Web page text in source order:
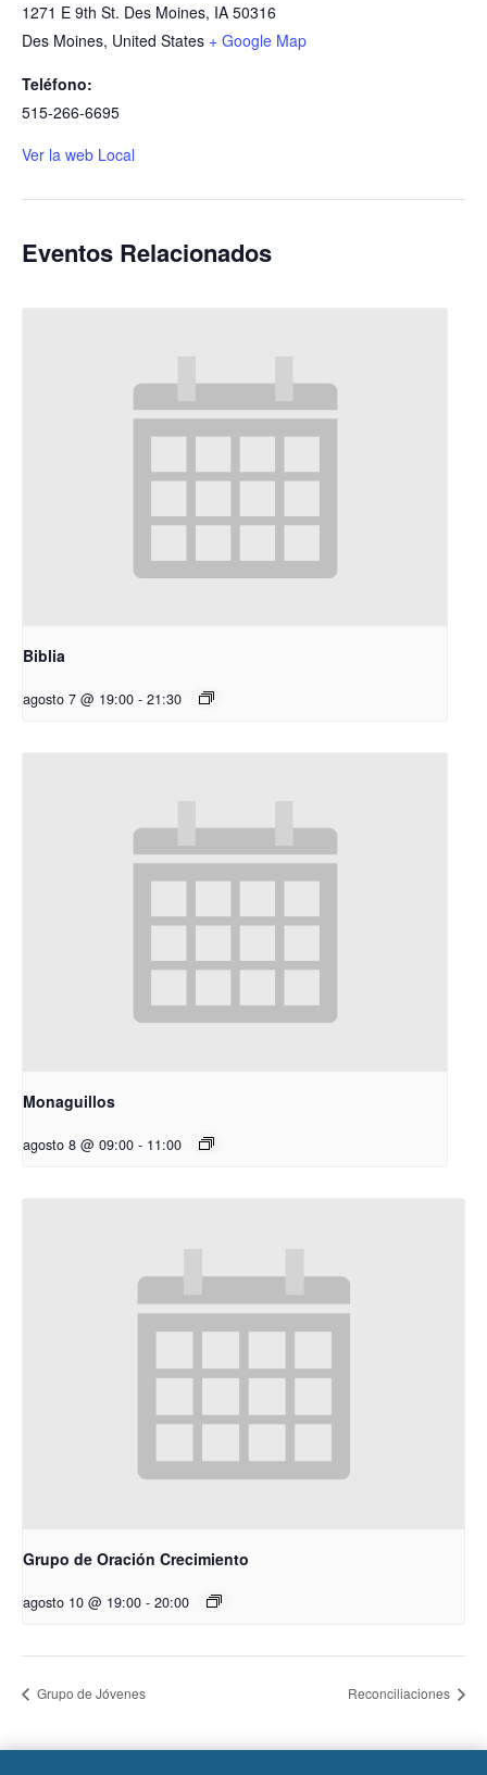
1271 E 9th St. Des Moines, IA 50316
Des Moines, United States + Google Map
Teléfono:
515-266-6695
Ver la web Local
Eventos Relacionados
Biblia
agosto 7 @ 19:00 - 21:30
Monaguillos
agosto 8 @ 09:00 - 11:00
Grupo de Oración Crecimiento
agosto 10 @ 19:00 - 20:00
Grupo de Jóvenes Reconciliaciones